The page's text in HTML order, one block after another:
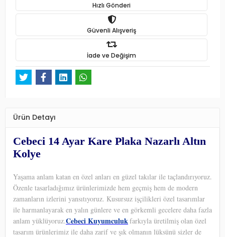
Hızlı Gönderi
Güvenli Alışveriş
İade ve Değişim
Ürün Detayı
Cebeci 14 Ayar Kare Plaka Nazarlı Altın
Kolye
Yaşama anlam katan en özel anları en güzel takılar ile taçlandırıyoruz.
Özenle tasarladığımız ürünlerimizde hem geçmiş hem de modern
zamanların izlerini yansıtıyoruz. Kusursuz işçilikleri özel tasarımlar
ile harmanlayarak en yalın günlere ve en görkemli gecelere daha fazla
anlam yüklüyoruz.Cebeci Kuyumculukfarkıyla üretilmiş olan özel
tasarım ürünlerimiz ile daha zarif ve şık olmanın lüksünü sizler de